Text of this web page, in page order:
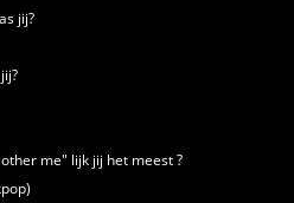
jij?
me" lijk jij het meest ?